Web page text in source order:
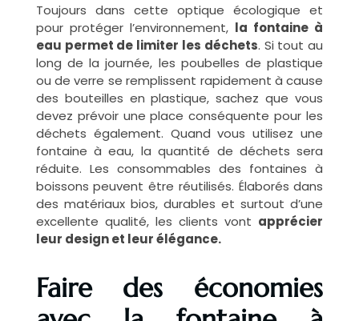
Toujours dans cette optique écologique et
pour protéger l’environnement, la fontaine à
eau permet de limiter les déchets. Si tout au
long de la journée, les poubelles de plastique
ou de verre se remplissent rapidement à cause
des bouteilles en plastique, sachez que vous
devez prévoir une place conséquente pour les
déchets également. Quand vous utilisez une
fontaine à eau, la quantité de déchets sera
réduite. Les consommables des fontaines à
boissons peuvent être réutilisés. Élaborés dans
des matériaux bios, durables et surtout d’une
excellente qualité, les clients vont apprécier
leur design et leur élégance.
Faire des économies